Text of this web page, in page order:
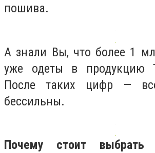
пошива.
А знали Вы, что более 1
уже одеты в продукцию
После таких цифр —
бессильны.
Почему стоит выбрать